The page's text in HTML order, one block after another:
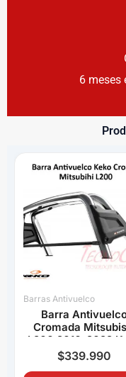
6 meses
Barras Antivuelco
Barra
Cromada
L200 2016-2022
K1 Decorativa Pick
$339.990